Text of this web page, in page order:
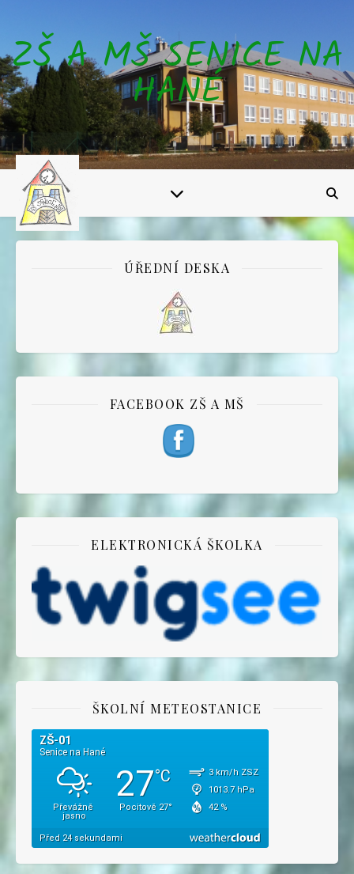
ZŠ A MŠ SENICE NA
HANÉ
ÚŘEDNÍ DESKA
FACEBOOK ZŠ A MŠ
ELEKTRONICKÁ ŠKOLKA
ŠKOLNÍ METEOSTANICE